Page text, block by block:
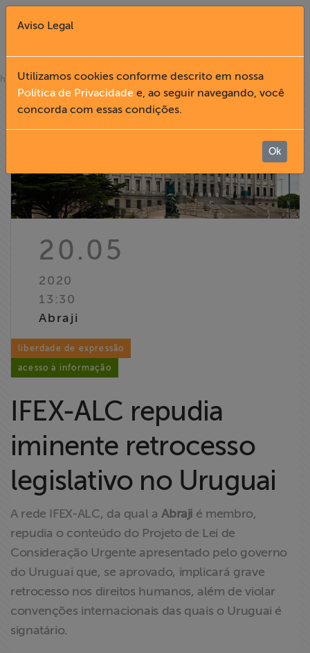
Fechar X
English
Institucional
Informação
Liberdade de
Expressão
Projetos
Proteção Legal
e Litigância
Documentários
dos
Notícias
Associe-se
Doe para
ABRAJI
home»notícias
20.05
2020
13:30
Abraji
liberdade de expressão
acesso à informação
IFEX-ALC repudia
iminente retrocesso
legislativo no Uruguai
A rede IFEX-ALC, da qual aAbraji é membro,
repudia o conteúdo do Projeto de Lei de
Consideração Urgente apresentado pelo governo
do Uruguai que, se aprovado, implicará grave
retrocesso nos direitos humanos, além de violar
convenções internacionais das quais o Uruguai é
signatário.
Aviso Legal
Utilizamos cookies conforme descrito em nossa
Política de Privacidade e, ao seguir navegando, você
concorda com essas condições.
Ok